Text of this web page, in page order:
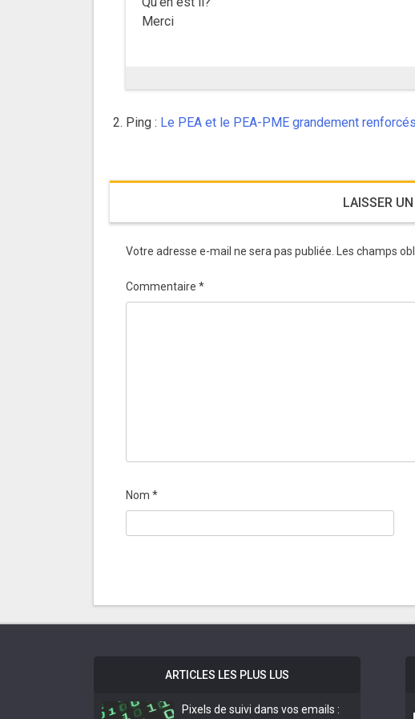
Merci
Ping : Le PEA et le PEA-PME grandement
LAISSER
Votre adresse e-mail ne sera pas publiée. Les champs
Commentaire *
Nom *
ARTICLES LES PLUS LUS
Pixels de suivi dans vos emails :